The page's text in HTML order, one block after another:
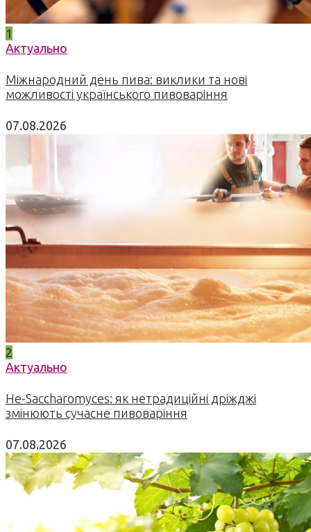
1
Актуально
Міжнародний день пива: виклики та нові
можливості українського пивоваріння
07.08.2026
2
Актуально
Не-Saccharomyces: як нетрадиційні дріжджі
змінюють сучасне пивоваріння
07.08.2026